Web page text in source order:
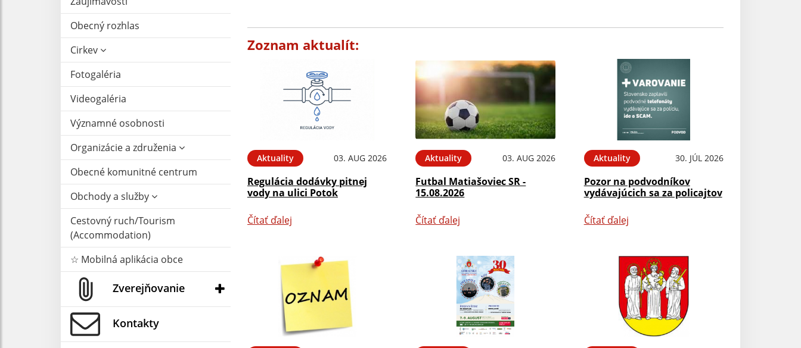
Obecný rozhlas
Cirkev
Fotogaléria
Videogaléria
Významné osobnosti
Organizácie a združenia
Obecné komunitné centrum
Obchody a služby
Cestovný ruch/Tourism
(Accommodation)
☆ Mobilná aplikácia obce
Zverejňovanie
Kontakty
Zoznam aktualít:
Aktuality 03. AUG 2026
Regulácia dodávky pitnej
vody na ulici Potok
Čítať ďalej
Aktuality 03. AUG 2026
Futbal Matiašoviec SR -
15.08.2026
Čítať ďalej
Aktuality 30. JÚL 2026
Pozor na podvodníkov
vydávajúcich sa za policajtov
Čítať ďalej